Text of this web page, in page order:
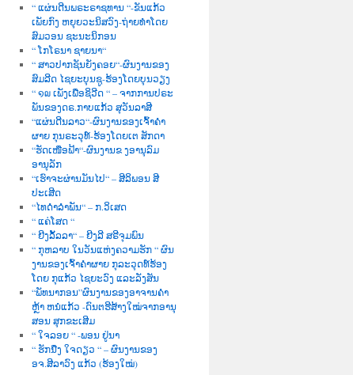
“ ແຜ່ນດີນພຣະຣາຊທານ “-ຂັນແກ້ວ
ເພັຍກົງ ຫຍຸຍວະນິສວົງ-ຖ່າຍທຳໂດຍ
ສົມວອນ ຊະນະນິກອນ
“ ໂກໂຣນາ ຊາຍນາ“
“ ສາວປາກຊັນຍັງຄອຍ“-ຜົນງານຂອງ
ສົມລີດ ໄຊຍະບຸນຊູ-ຮ້ອງໂດຍບຸນວຽງ
“ ໑໙ ເພັງເພື່ອຊິວີດ “ – ຈາກການປຣະ
ພັນຂອງດຣ.ກາບແກ້ວ ສຸວັນລາສີ
“ແຜ່ນດີນລາວ“-ຜົນງານຂອງເຈົ້າຄຳ
ຜາຍ ກຸນຣະວຸທ໌-ຮ້ອງໂດຍເຕ ສັກດາ
“ຮັດເໜືອຟ້າ“-ຜົນງານຂ ງອານຸລົມ
ອານຸລັກ
“ເຮົາຈະຜ່ານມັນໄປ“ – ສີລິພອນ ສີ
ປະເສີດ
“ໄທດຳລຳພັນ“ – ກ.ວິເສດ
“ ແຄ່ໂສດ “
“ ຍີງລັ້ລລາ“ – ຍີງລີ ສຣີຈຸມພົນ
“ ກຸຫລາບ ໃນວັນແຫ່ງຄວາມຮັກ “ ຜົນ
ງານຂອງເຈົ້າຄຳຜາຍ ກຸລະວຸດທ໌ຮ້ອງ
ໂດຍ ກຸແກ້ວ ໄຊຍະວົງ ແລະລັງສັນ
“ພັທນາກອນ”ຜົນງານຂອງອາຈານຄຳ
ຫຼ້າ ຫນໍແກ້ວ -ດົນຕຮີສ້າງໃໝ່ຈາກອານຸ
ສອນ ສຸກຂະເສີມ
“ ໃຈລອຍ “ -ພອນ ຢູ່ນາ
“ ຮັກນື່ງ ໃຈດຽວ “ – ຜົນງານຂອງ
ອຈ.ສີລາວົງ ແກ້ວ (ຮ້ອງໃໝ່)